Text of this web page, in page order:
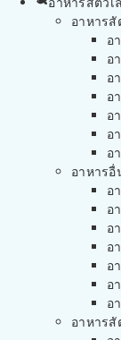
อาหารสั
อ
อ
อ
อ
อ
อ
อ
อาหารอื่
อ
อ
อ
อ
อ
อ
อ
อาหารสั